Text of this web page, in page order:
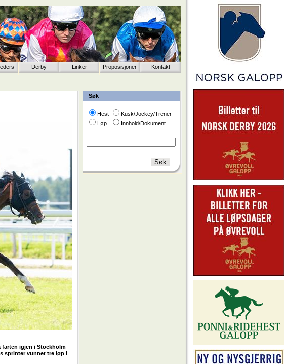
Derby Linker Proposisjoner Kontakt
Søk
Hest
Kusk/Jockey/Trener
Løp
Innhold/Dokument
farten igjen i Stockholm
sprinter vunnet tre løp i